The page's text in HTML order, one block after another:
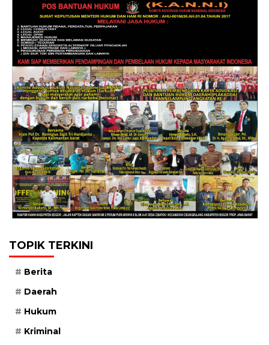
TOPIK TERKINI
Berita
Daerah
Hukum
Kriminal